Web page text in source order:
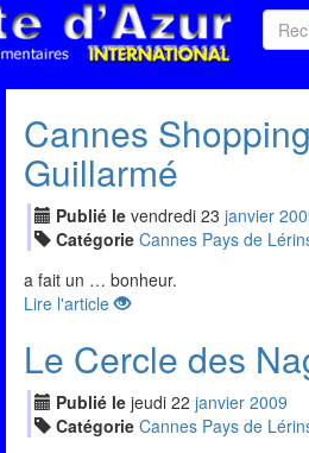
Cannes
Guillarmé
Publié le vendredi 23 janvier
Catégorie Cannes Pays de
a fait un … bonheur.
Lire l'article
Le Cercle des
Publié le jeudi 22 janvier 2009
Catégorie Cannes Pays de